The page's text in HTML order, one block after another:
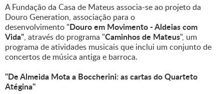
A Fundação da Casa de Mateus associa-se ao projeto da
Douro Generation, associação para o
desenvolvimento "Douro em Movimento - Aldeias com
Vida", através do programa "Caminhos de Mateus", um
programa de atividades musicais que inclui um conjunto de
concertos de música antiga e barroca.
"De Almeida Mota a Boccherini: as cartas do Quarteto
Atégina"